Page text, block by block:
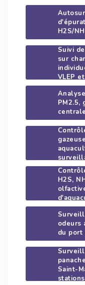
H2S/
Suivi
sur
VLEP
PM2.5,
et
WT1
H2S,
(Chine)
odeurs
du port
Saint-